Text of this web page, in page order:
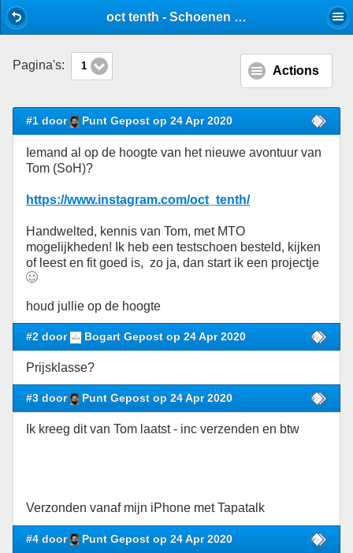
oct tenth - Schoenen - Stijlforum
Pagina's: 1 Actions
#1 door Punt Gepost op 24 Apr 2020
Iemand al op de hoogte van het nieuwe avontuur van
Tom (SoH)?
https://www.instagram.com/oct_tenth/
Handwelted, kennis van Tom, met MTO
mogelijkheden! Ik heb een testschoen besteld, kijken
of leest en fit goed is, zo ja, dan start ik een projectje
houd jullie op de hoogte
#2 door Bogart Gepost op 24 Apr 2020
Prijsklasse?
#3 door Punt Gepost op 24 Apr 2020
Ik kreeg dit van Tom laatst - inc verzenden en btw
Verzonden vanaf mijn iPhone met Tapatalk
#4 door Punt Gepost op 24 Apr 2020